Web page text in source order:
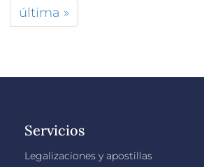
última »
Servicios
Legalizaciones y apostillas